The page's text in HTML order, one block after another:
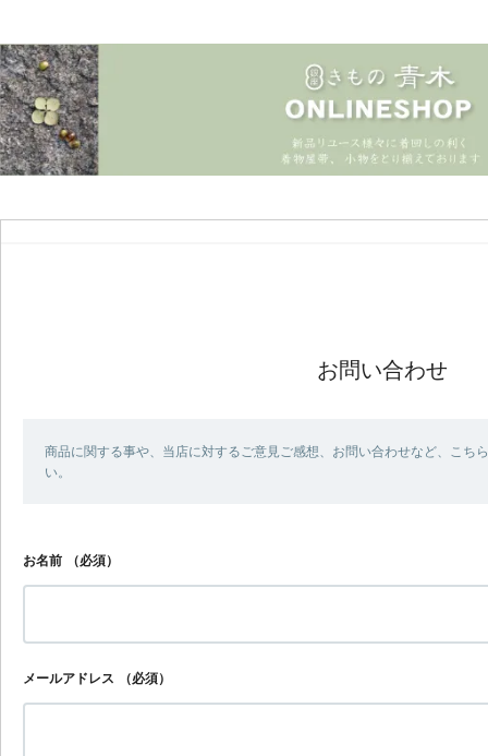
お問い合わせ
商品に関する事や、当店に対するご意見ご感想、お問い合わせなど、こち
い。
お名前 （必須）
メールアドレス （必須）